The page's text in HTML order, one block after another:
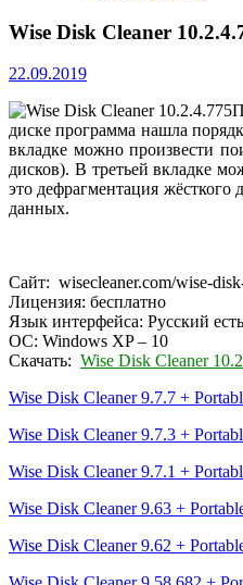
Wise Disk Cleaner
22.09.2019
диске программа нашла
вкладке можно произвести
дисков). В третьей вкладке
это дефрагментация жёсткого
данных.
Сайт: wisecleaner.com/wise-
Лицензия: бесплатно
Язык интерфейса: Русский есть
ОС: Windows XP – 10
Скачать: Wise Disk Cleaner
Wise Disk Cleaner 9.7.7 +
Wise Disk Cleaner 9.7.3 +
Wise Disk Cleaner 9.7.1 +
Wise Disk Cleaner 9.63 +
Wise Disk Cleaner 9.62 +